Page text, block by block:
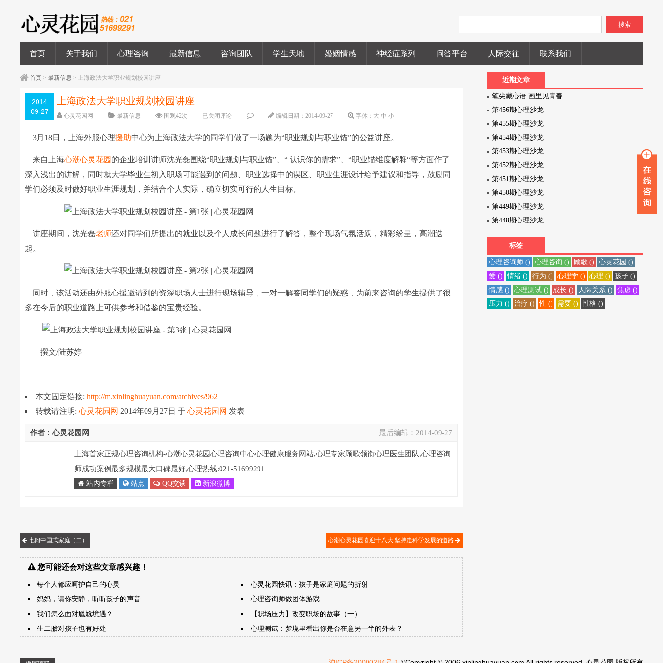
搜索
首页 关于我们 心理咨询 最新信息 咨询团队 学生天地 婚姻情感 神经症系列 问答平台 人际交往 联系我们
首页 >最新信息 > 上海政法大学职业规划校园讲座
2014
09-27
上海政法大学职业规划校园讲座
心灵花园网 最新信息 围观42次 已关闭评论 编辑日期：2014-09-27 字体： 大 中 小
3月18日，上海外服心理援助中心为上海政法大学的同学们做了一场题为“职业规划与职业锚”的公益讲座。
来自上海心潮心灵花园 的企业培训讲师沈光磊围绕“职业规划与职业锚”、“ 认识你的需求”、“职业锚维度解释“等方面作了
深入浅出的讲解，同时就大学毕业生初入职场可能遇到的问题、职业选择中的误区、职业生涯设计给予建议和指导，鼓励同
学们必须及时做好职业生涯规划，并结合个人实际，确立切实可行的人生目标。
讲座期间，沈光磊老师还对同学们所提出的就业以及个人成长问题进行了解答，整个现场气氛活跃，精彩纷呈，高潮迭
起。
同时，该活动还由外服心援邀请到的资深职场人士进行现场辅导，一对一解答同学们的疑惑，为前来咨询的学生提供了很
多在今后的职业道路上可供参考和借鉴的宝贵经验。
撰文/陆苏婷
本文固定链接:http://m.xinlinghuayuan.com/archives/962
转载请注明:心灵花园网 2014年09月27日于心灵花园网 发表
最后编辑： 2014-09-27
作者：心灵花园网
上海首家正规心理咨询机构-心潮心灵花园心理咨询中心心理健康服务网站,心理专家顾歌领衔心理医生团队,心理咨询
师成功案例最多规模最大口碑最好,心理热线:021-51699291
站内专栏 站点 QQ交谈 新浪微博
七问中国式家庭（二） 心潮心灵花园喜迎十八大 坚持走科学发展的道路
您可能还会对这些文章感兴趣！
每个人都应呵护自己的心灵
心灵花园快讯：孩子是家庭问题的折射
妈妈，请你安静，听听孩子的声音
心理咨询师做团体游戏
我们怎么面对尴尬境遇？
【职场压力】改变职场的故事（一）
生二胎对孩子也有好处
心理测试：梦境里看出你是否在意另一半的外表？
近期文章
笔尖藏心语 画里见青春
第456期心理沙龙
第455期心理沙龙
第454期心理沙龙
第453期心理沙龙
第452期心理沙龙
第451期心理沙龙
第450期心理沙龙
第449期心理沙龙
第448期心理沙龙
标签
心理咨询师 () 心理咨询 () 顾歌 ()
心灵花园 ()
爱 ()
情绪 () 行为 () 心理学 () 心理 ()
孩子 ()
情感 ()
心理测试 () 成长 () 人际关系 ()
焦虑 ()
压力 ()
治疗 () 性 () 需要 () 性格 ()